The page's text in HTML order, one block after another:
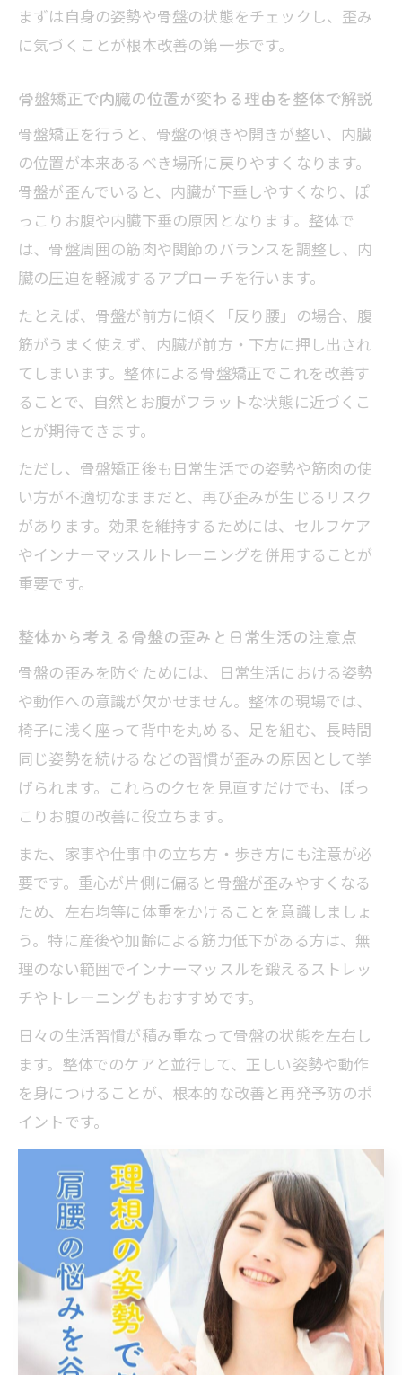
まずは自身の姿勢や骨盤の状態をチェックし、歪み
に気づくことが根本改善の第一歩です。
骨盤矯正で内臓の位置が変わる理由を整体で解説
骨盤矯正を行うと、骨盤の傾きや開きが整い、内臓
の位置が本来あるべき場所に戻りやすくなります。
骨盤が歪んでいると、内臓が下垂しやすくなり、ぽ
っこりお腹や内臓下垂の原因となります。整体で
は、骨盤周囲の筋肉や関節のバランスを調整し、内
臓の圧迫を軽減するアプローチを行います。
たとえば、骨盤が前方に傾く「反り腰」の場合、腹
筋がうまく使えず、内臓が前方・下方に押し出され
てしまいます。整体による骨盤矯正でこれを改善す
ることで、自然とお腹がフラットな状態に近づくこ
とが期待できます。
ただし、骨盤矯正後も日常生活での姿勢や筋肉の使
い方が不適切なままだと、再び歪みが生じるリスク
があります。効果を維持するためには、セルフケア
やインナーマッスルトレーニングを併用することが
重要です。
整体から考える骨盤の歪みと日常生活の注意点
骨盤の歪みを防ぐためには、日常生活における姿勢
や動作への意識が欠かせません。整体の現場では、
椅子に浅く座って背中を丸める、足を組む、長時間
同じ姿勢を続けるなどの習慣が歪みの原因として挙
げられます。これらのクセを見直すだけでも、ぽっ
こりお腹の改善に役立ちます。
また、家事や仕事中の立ち方・歩き方にも注意が必
要です。重心が片側に偏ると骨盤が歪みやすくなる
ため、左右均等に体重をかけることを意識しましょ
う。特に産後や加齢による筋力低下がある方は、無
理のない範囲でインナーマッスルを鍛えるストレッ
チやトレーニングもおすすめです。
日々の生活習慣が積み重なって骨盤の状態を左右し
ます。整体でのケアと並行して、正しい姿勢や動作
を身につけることが、根本的な改善と再発予防のポ
イントです。
整体的視点で骨盤のアンバランスが招く悪影響
骨盤のアンバランスは、単にお腹が出るだけでな
く、腰痛や肩こり、内臓機能の低下などさまざまな
不調を引き起こします。整体では、骨盤周囲の筋肉
の緊張や関節の動きの悪さが、全身のバランスを崩
す大きな要因とされています。
例えば、骨盤が左右どちらかに傾くと、背骨や股関